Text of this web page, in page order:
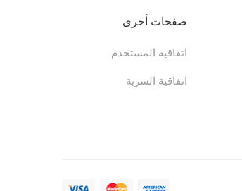
صفحات أخرى
اتفاقية المستخدم
اتفاقية السرية